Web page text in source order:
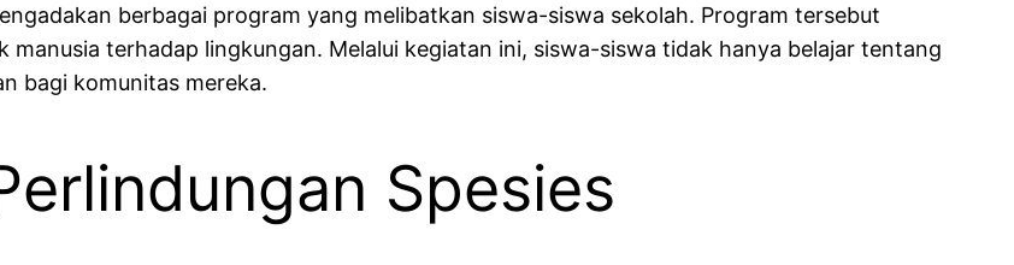
berbagai program yang melibatkan siswa-siswa sekolah. Program tersebut
terhadap lingkungan. Melalui kegiatan ini, siswa-siswa tidak hanya belajar tentang
bagi komunitas mereka.
Spesies